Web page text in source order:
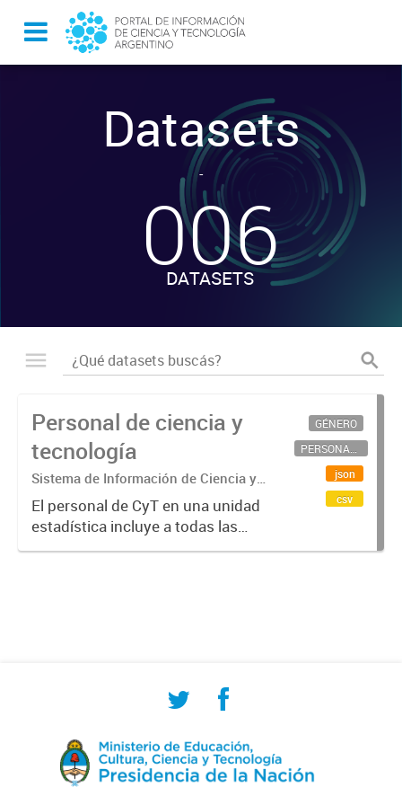
Datasets
-
006
DATASETS
Personal de ciencia y
tecnología
Sistema de Información de Ciencia y
Tecnología Argentino (SICYTAR)
El personal de CyT en una unidad
estadística incluye a todas las
personas involucradas
GÉNERO
PERSONAL CIENTÍFICO-TECNOLÓGICO
json
csv